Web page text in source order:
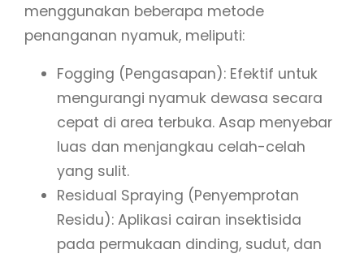
menggunakan beberapa metode
penanganan nyamuk, meliputi:
Fogging (Pengasapan): Efektif untuk
mengurangi nyamuk dewasa secara
cepat di area terbuka. Asap menyebar
luas dan menjangkau celah-celah
yang sulit.
Residual Spraying (Penyemprotan
Residu): Aplikasi cairan insektisida
pada permukaan dinding, sudut, dan